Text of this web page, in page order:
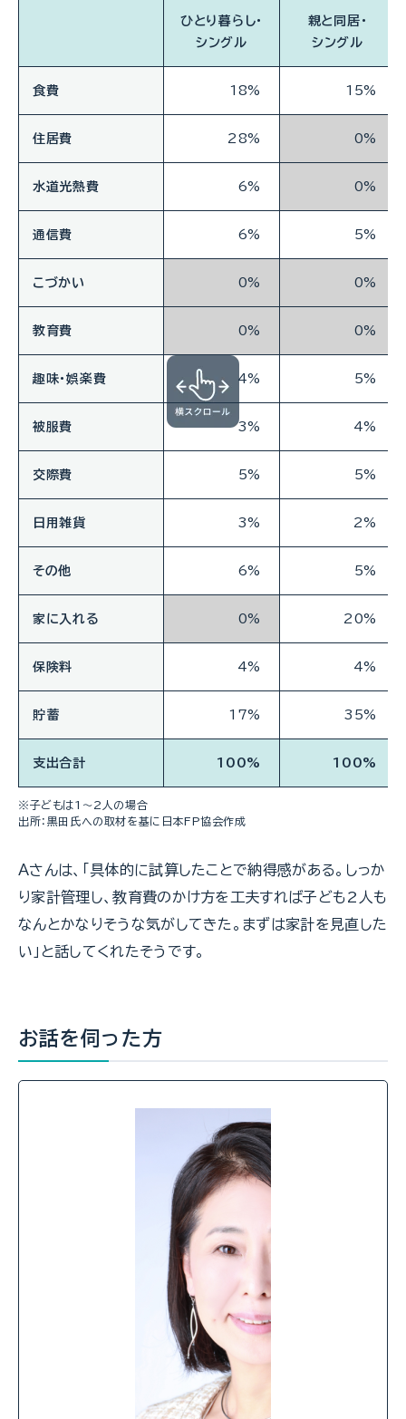
ひとり暮らし・
シングル
親と同居・
シングル
食費 18% 15%
住居費 28% 0%
水道光熱費 6% 0%
通信費 6% 5%
こづかい 0% 0%
教育費 0% 0%
趣味・娯楽費 4% 5%
被服費 3% 4%
交際費 5% 5%
日用雑貨 3% 2%
その他 6% 5%
家に入れる 0% 20%
保険料 4% 4%
貯蓄 17% 35%
支出合計 100% 100%
※子どもは1～2人の場合
出所：黒田氏への取材を基に日本FP協会作成
Ａさんは、「具体的に試算したことで納得感がある。しっか
り家計管理し、教育費のかけ方を工夫すれば子ども2人も
なんとかなりそうな気がしてきた。まずは家計を見直した
い」と話してくれたそうです。
お話を伺った方